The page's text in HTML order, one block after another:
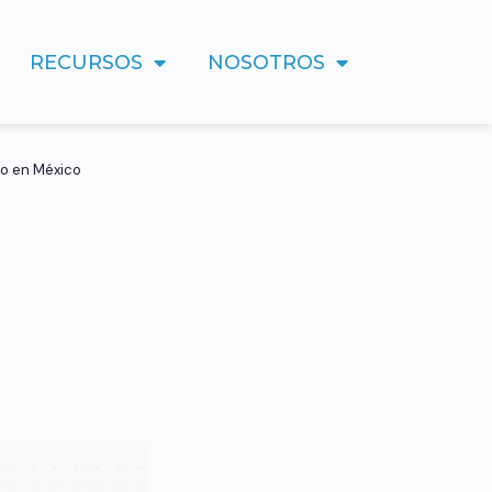
RECURSOS NOSOTROS
en México